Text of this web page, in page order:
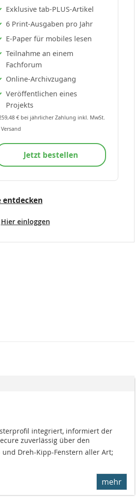
Exklusive tab-PLUS-Artikel
6 Print-Ausgaben pro Jahr
E-Paper für mobiles lesen
Teilnahme an einem
Fachforum
Online-Archivzugang
Veröffentlichen eines
Projekts
€ bei jährlicher Zahlung inkl. MwSt.
Jetzt bestellen
entdecken
Hier einloggen
integriert, informiert der
zuverlässig über den
Dreh-Kipp-Fens­tern aller Art;
mehr